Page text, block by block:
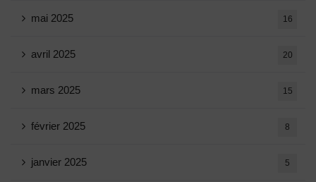
mai 2025 16
avril 2025 20
mars 2025 15
février 2025 8
janvier 2025 5